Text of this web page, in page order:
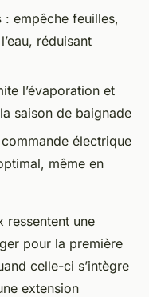
: empêche feuilles,
réduisant
l’évaporation et
saison de baignade
électrique
même en
ressentent une
pour la première
celle-ci s’intègre
extension